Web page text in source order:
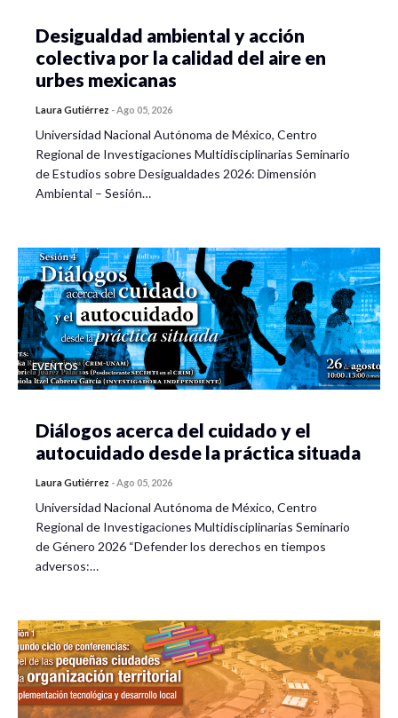
Desigualdad ambiental y acción
colectiva por la calidad del aire en
urbes mexicanas
Laura Gutiérrez -Ago 05, 2026
Universidad Nacional Autónoma de México, Centro
Regional de Investigaciones Multidisciplinarias Seminario
de Estudios sobre Desigualdades 2026: Dimensión
Ambiental – Sesión…
EVENTOS
Diálogos acerca del cuidado y el
autocuidado desde la práctica situada
Laura Gutiérrez -Ago 05, 2026
Universidad Nacional Autónoma de México, Centro
Regional de Investigaciones Multidisciplinarias Seminario
de Género 2026 “Defender los derechos en tiempos
adversos:…